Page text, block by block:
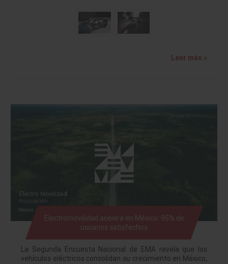
Leer más »
Electromovilidad acelera en México: 95% de
usuarios satisfechos
La Segunda Encuesta Nacional de EMA revela que los
vehículos eléctricos consolidan su crecimiento en México,